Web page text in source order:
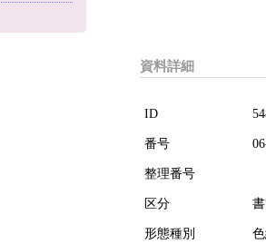
資料詳細
ID
番号
整理番号
区分 書
形態種別